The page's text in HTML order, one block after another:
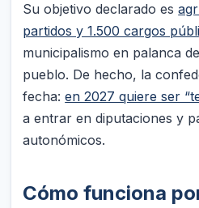
Su objetivo declarado es
partidos y 1.500 cargos
municipalismo en palanca
pueblo. De hecho, la
fecha:en 2027 quiere ser
a entrar en diputaciones y
autonómicos.
Cómo funciona